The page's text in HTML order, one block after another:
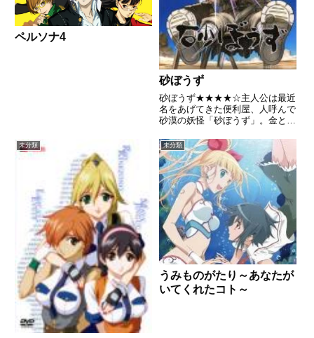
ペルソナ4
砂ぼうず
砂ぼうず★★★★☆主人公は最近
名をあげてきた便利屋、人呼んで
砂漠の妖怪「砂ぼうず」。金と名
キレる頭と腕前をいかして、卑
怯・陰湿お構いなしに何でもや
る……過酷なサバイバルを強いら
れる砂漠にまさに最適な男であ
る。そ...
未分類 未分類
うみものがたり～あなたが
いてくれたコト～